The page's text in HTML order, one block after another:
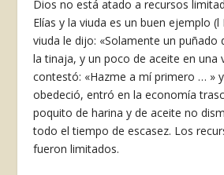
Dios no está atado a recursos
Elías y la viuda es un buen ejemplo (l
viuda le dijo: «Solamente un puñado
la tinaja, y un poco de aceite en una
contestó: «Hazme a mí primero … »
obedeció, entró en la economía
poquito de harina y de aceite no
todo el tiempo de escasez. Los
fueron limitados.